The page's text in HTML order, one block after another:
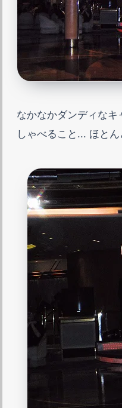
なかなかダンディなキ
しゃべること... ほとん